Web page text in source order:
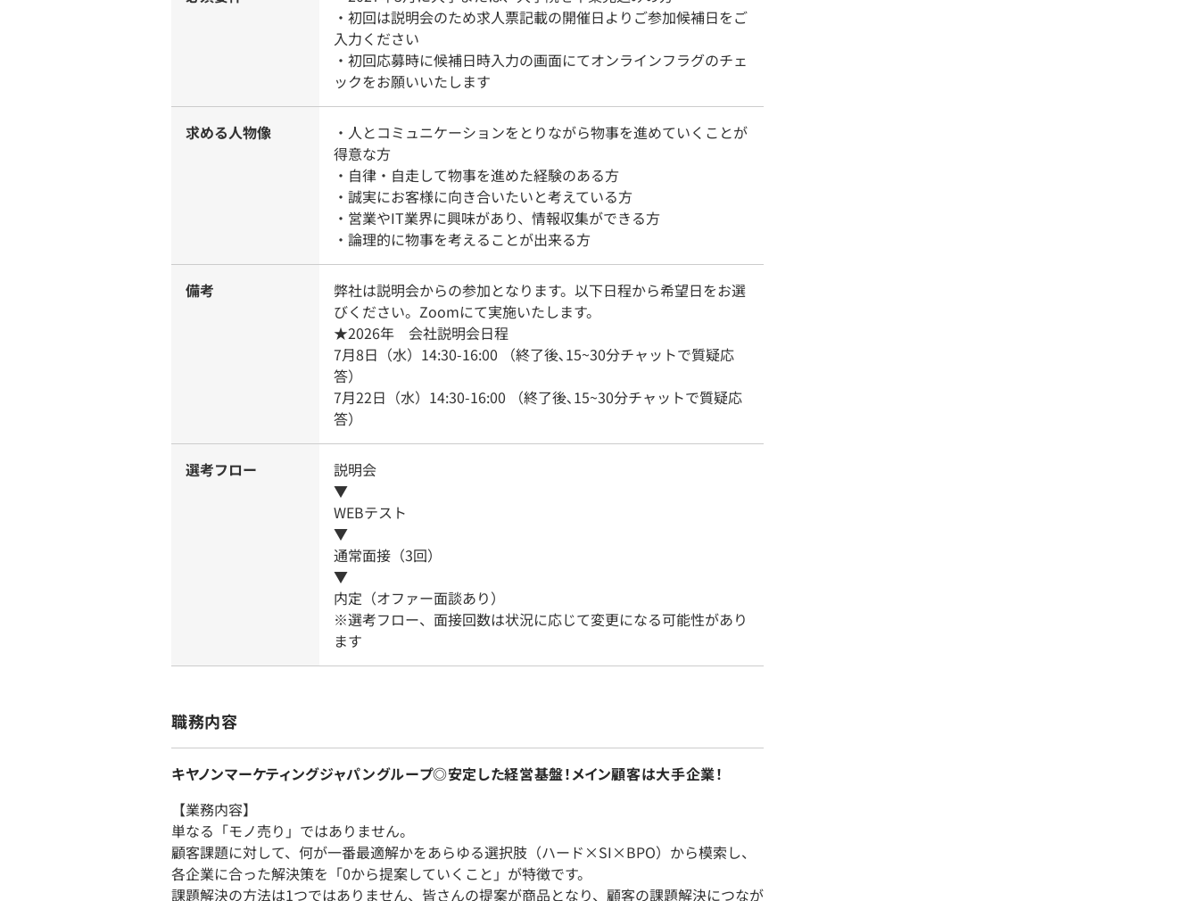
・初回は説明会のため求人票記載の開催日よりご参加候補日をご
入力ください
・初回応募時に候補日時入力の画面にてオンラインフラグのチェ
ックをお願いいたします
求める人物像
・人とコミュニケーションをとりながら物事を進めていくことが
得意な方
・自律・自走して物事を進めた経験のある方
・誠実にお客様に向き合いたいと考えている方
・営業やIT業界に興味があり、情報収集ができる方
・論理的に物事を考えることが出来る方
備考
弊社は説明会からの参加となります。以下日程から希望日をお選
びください。Zoomにて実施いたします。
★2026年 会社説明会日程
7月8日（水）14:30-16:00 （終了後､15~30分チャットで質疑応
答）
7月22日（水）14:30-16:00 （終了後､15~30分チャットで質疑応
答）
選考フロー
説明会
▼
WEBテスト
▼
通常面接（3回）
▼
内定（オファー面談あり）
※選考フロー、面接回数は状況に応じて変更になる可能性があり
ます
職務内容
キヤノンマーケティングジャパングループ◎安定した経営基盤！メイン顧客は大手企業！
【業務内容】
単なる「モノ売り」ではありません。
顧客課題に対して、何が一番最適解かをあらゆる選択肢（ハード×SI×BPO）から模索し、
各企業に合った解決策を「0から提案していくこと」が特徴です。
課題解決の方法は1つではありません、皆さんの提案が商品となり、顧客の課題解決につなが